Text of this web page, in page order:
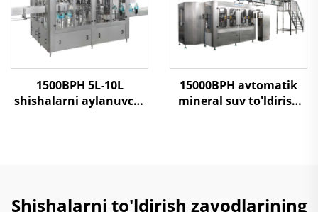
1500BPH 5L-10L
shishalarni aylanuvchi
15000BPH avtomatik
mineral suv to'ldirish
Shishalarni to'ldirish zavodlarining